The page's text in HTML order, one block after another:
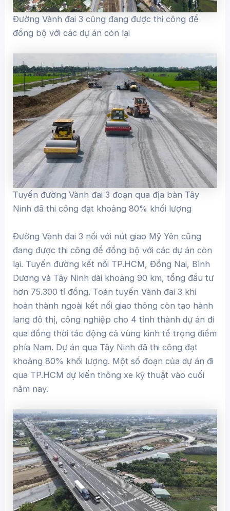
Đường Vành đai 3 cũng đang được thi công để
đồng bộ với các dự án còn lại
Tuyến đường Vành đai 3 đoạn qua địa bàn Tây
Ninh đã thi công đạt khoảng 80% khối lượng
Đường Vành đai 3 nối với nút giao Mỹ Yên cũng
đang được thi công để đồng bộ với các dự án còn
lại. Tuyến đường kết nối TP.HCM, Đồng Nai, Bình
Dương và Tây Ninh dài khoảng 90 km, tổng đầu tư
hơn 75.300 tỉ đồng. Toàn tuyến Vành đai 3 khi
hoàn thành ngoài kết nối giao thông còn tạo hành
lang đô thị, công nghiệp cho 4 tỉnh thành dự án đi
qua đồng thời tác động cả vùng kinh tế trọng điểm
phía Nam. Dự án qua Tây Ninh đã thi công đạt
khoảng 80% khối lượng. Một số đoạn của dự án đi
qua TP.HCM dự kiến thông xe kỹ thuật vào cuối
năm nay.